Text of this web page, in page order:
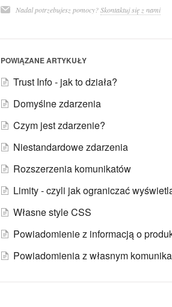
Nadal potrzebujesz pomocy?Skontaktuj się z nami
POWIĄZANE ARTYKUŁY
Trust Info - jak to działa?
Domyślne zdarzenia
Czym jest zdarzenie?
Niestandardowe zdarzenia
Rozszerzenia komunikatów
Limity - czyli jak ograniczać
Własne style CSS
Powiadomienie z informacją o
Powiadomienia z własnym